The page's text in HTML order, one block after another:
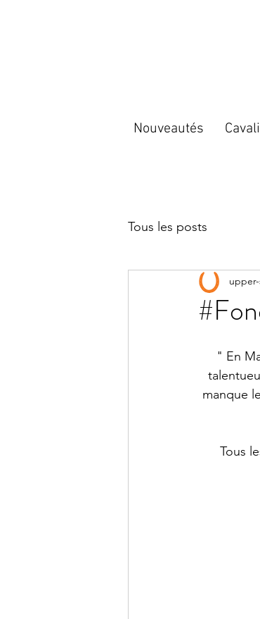
Nouveautés
Tous les posts
" En
manque
Tous